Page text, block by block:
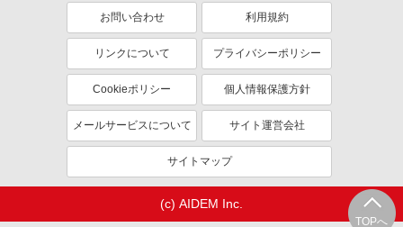
TOPへ
お問い合わせ 利用規約
リンクについて プライバシーポリシー
Cookieポリシー 個人情報保護方針
メールサービスについて サイト運営会社
サイトマップ
(c) AIDEM Inc.